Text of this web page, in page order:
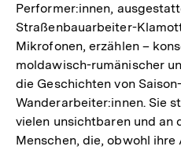
Performer:innen,
Straßenbauarbeiter-
Mikrofonen, erzählen –
moldawisch-rumänischer
die Geschichten von
Wanderarbeiter:innen. Sie
vielen unsichtbaren und an
Menschen, die, obwohl